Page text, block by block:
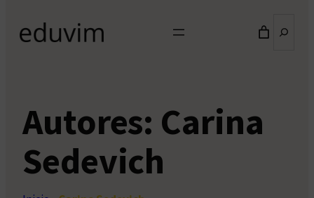
Autores: Carina
Sedevich